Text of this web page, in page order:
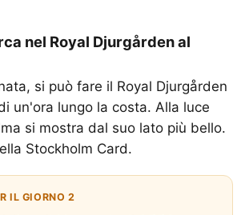
nel Royal Djurgården al
si può fare il Royal Djurgården
un'ora lungo la costa. Alla luce
si mostra dal suo lato più bello.
Stockholm Card.
IL GIORNO 2